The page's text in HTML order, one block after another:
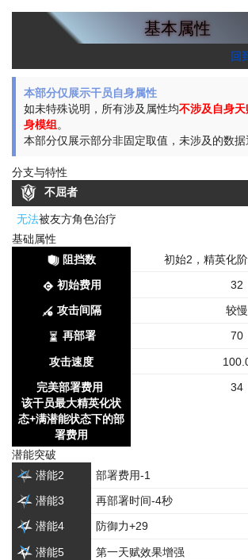
基本属性
回
本部分仅展示干员自身属性
如未特殊说明，所有涉及属性均不涉及自身
身模组。
本部分仅展示部分非固定取值，未涉及的数据
分支与特性
不屈者
无法被友方角色治疗
基础属性
阻挡数
初始2，精英化
初始费用 32
攻击间隔 较慢
再部署 70
攻击速度
完美部署费用
该干员最大精英化状
态+满潜能状态下的部
署费用
34
潜能突破
潜能2
部署费用-1
潜能3 再部署时间-4秒
潜能4 防御力+29
潜能5 第一天赋效果增强